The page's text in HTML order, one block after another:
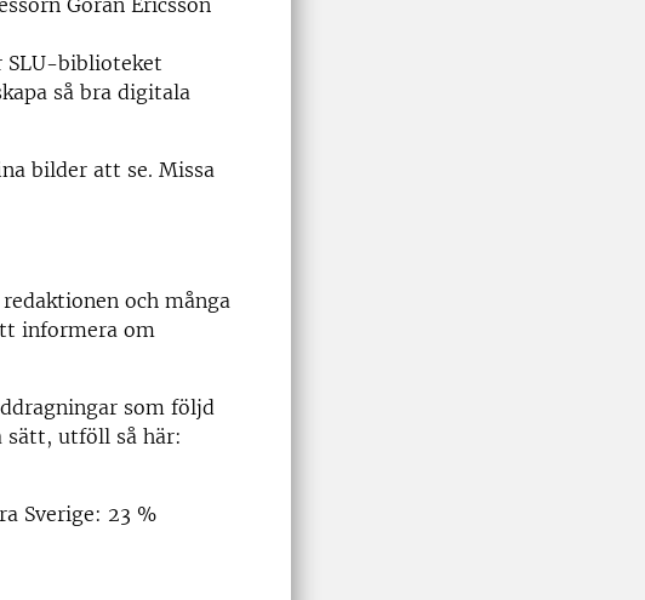
SLU-biblioteket
så bra digitala
bilder att se. Missa
och många
informera om
som följd
sätt, utföll så här:
Sverige: 23 %